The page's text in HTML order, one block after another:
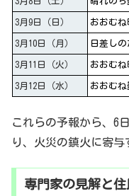
3月9日（日） おおむね
3月10日（月） 日差し
3月11日（火） おおむね
3月12日（水） おおむね
これらの予報から、6
り、火災の鎮火に寄与
専門家の見解と